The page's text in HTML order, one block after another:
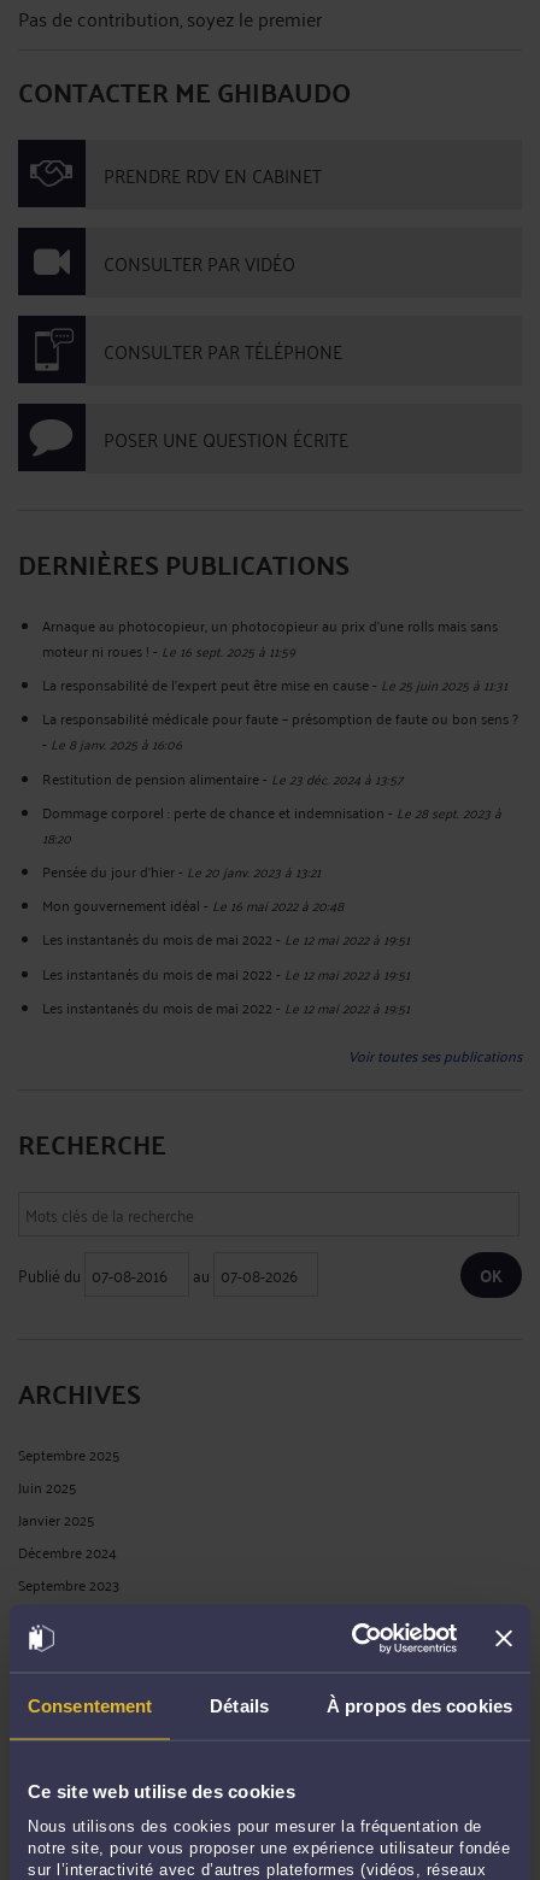
Consentement Détails À propos des cookies
Ce site web utilise des cookies
Nous utilisons des cookies pour mesurer la fréquentation de
notre site, pour vous proposer une expérience utilisateur fondée
sur l’interactivité avec d’autres plateformes (vidéos, réseaux
Pas de contribution, soyez le premier
CONTACTER ME GHIBAUDO
PRENDRE RDV EN CABINET
CONSULTER PAR VIDÉO
CONSULTER PAR TÉLÉPHONE
POSER UNE QUESTION ÉCRITE
DERNIÈRES PUBLICATIONS
Arnaque au photocopieur, un photocopieur au prix d'une rolls mais sans
moteur ni roues !- Le 16 sept. 2025 à 11:59
La responsabilité de l’expert peut être mise en cause- Le 25 juin 2025 à 11:31
La responsabilité médicale pour faute – présomption de faute ou bon sens ?
- Le 8 janv. 2025 à 16:06
Restitution de pension alimentaire- Le 23 déc. 2024 à 13:57
Dommage corporel : perte de chance et indemnisation- Le 28 sept. 2023 à
18:20
Pensée du jour d'hier- Le 20 janv. 2023 à 13:21
Mon gouvernement idéal- Le 16 mai 2022 à 20:48
Les instantanés du mois de mai 2022- Le 12 mai 2022 à 19:51
Les instantanés du mois de mai 2022- Le 12 mai 2022 à 19:51
Les instantanés du mois de mai 2022- Le 12 mai 2022 à 19:51
Voir toutes ses publications
RECHERCHE
Publié du au
ARCHIVES
Septembre 2025
Juin 2025
Janvier 2025
Décembre 2024
Septembre 2023
Mai 2022
Juillet 2021
Avril 2021
Février 2021
Janvier 2021
Octobre 2020